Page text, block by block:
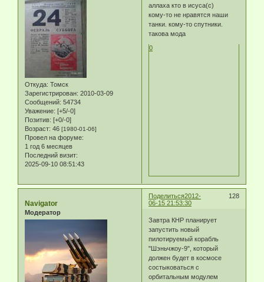
Откуда: Томск
Зарегистрирован: 2010-03-09
Сообщений: 54734
Уважение: [+5/-0]
Позитив: [+0/-0]
Возраст: 46 [1980-01-06]
Провел на форуме:
1 год 6 месяцев
Последний визит:
2025-09-10 08:51:43
аллаха кто в исуса(с)
кому-то не нравятся наши
танки. кому-то спутники.
такова мода
0
Поделиться 128
2012-
06-15 21:53:30
Navigator
Модератор
Завтра КНР планирует
запустить новый
пилотируемый корабль
"Шэньчжоу-9", который
должен будет в космосе
состыковаться с
орбитальным модулем